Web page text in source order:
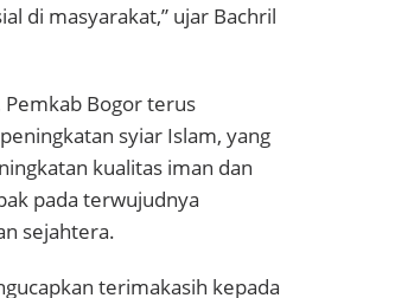
di masyarakat,” ujar Bachril
Bogor terus
syiar Islam, yang
kualitas iman dan
pada terwujudnya
sejahtera.
terimakasih kepada